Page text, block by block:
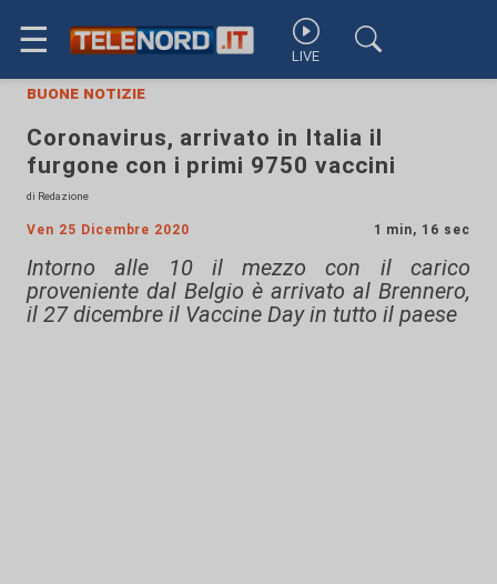
☰ LIVE
buone notizie
Coronavirus, arrivato in Italia il
furgone con i primi 9750 vaccini
di Redazione
Ven 25 Dicembre 2020 1 min, 16 sec
Intorno alle 10 il mezzo con il carico
proveniente dal Belgio è arrivato al Brennero,
il 27 dicembre il Vaccine Day in tutto il paese